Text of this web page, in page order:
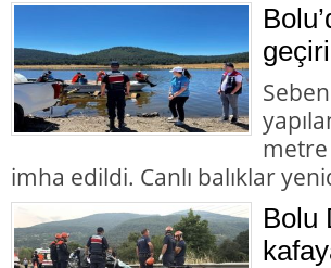
imha edildi. Canlı balıklar
Bolu